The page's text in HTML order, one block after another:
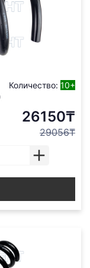
Количество: 10+
26150₸
29056₸